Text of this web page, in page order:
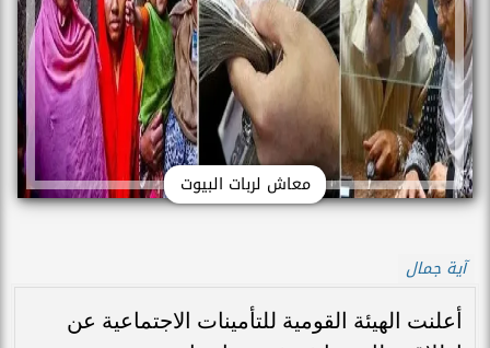
معاش لربات البيوت
آية جمال
أعلنت الهيئة القومية للتأمينات الاجتماعية عن